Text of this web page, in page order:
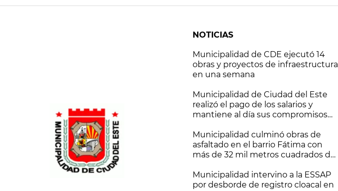
NOTICIAS
Municipalidad de CDE ejecutó 14
obras y proyectos de infraestructura
en una semana
Municipalidad de Ciudad del Este
realizó el pago de los salarios y
mantiene al día sus compromisos
Municipalidad culminó obras de
asfaltado en el barrio Fátima con
más de 32 mil metros cuadrados de
Municipalidad intervino a la ESSAP
por desborde de registro cloacal en